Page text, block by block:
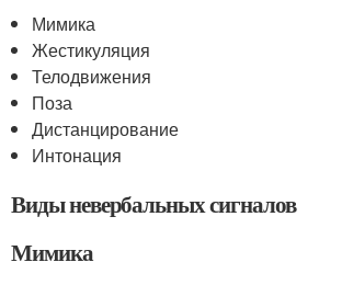
Мимика
Жестикуляция
Телодвижения
Поза
Дистанцирование
Интонация
Виды невербальных сигналов
Мимика